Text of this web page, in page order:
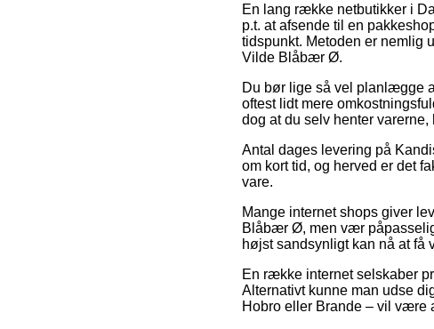
En lang række netbutikker i
p.t. at afsende til en
tidspunkt. Metoden er nemlig
Vilde Blåbær Ø.
Du bør lige så vel planlægge
oftest lidt mere
dog at du selv henter
Antal dages levering på
om kort tid, og herved er det
vare.
Mange internet shops giver
Blåbær Ø, men vær
højst sandsynligt kan nå at få
En række internet selskaber
Alternativt kunne man udse
Hobro eller Brande – vil være